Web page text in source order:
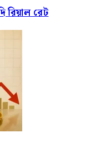
রিয়াল রেট